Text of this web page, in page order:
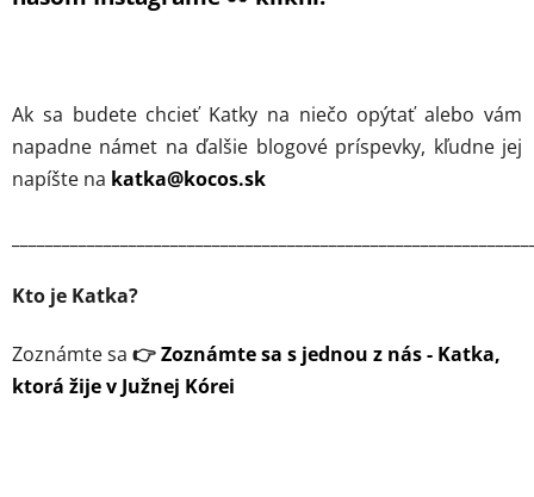
Ak sa budete chcieť Katky na niečo opýtať alebo vám
napadne námet na ďalšie blogové príspevky, kľudne jej
napíšte na katka@kocos.sk
Kto je Katka?
Zoznámte sa 👉Zoznámte sa s jednou z nás - Katka,
ktorá žije v Južnej Kórei